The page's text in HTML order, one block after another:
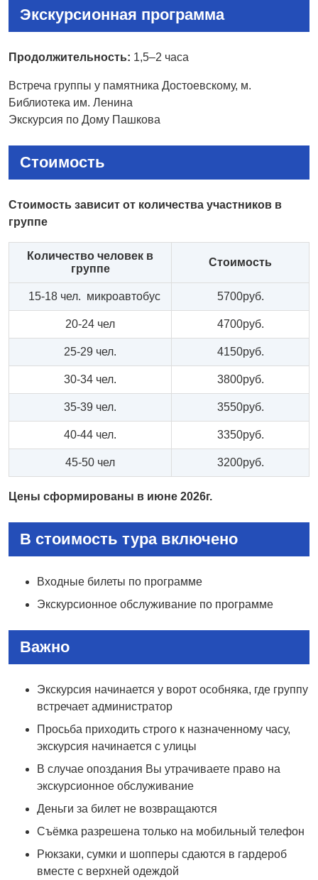
Экскурсионная программа
Продолжительность: 1,5–2 часа
Встреча группы у памятника Достоевскому, м.
Библиотека им. Ленина
Экскурсия по Дому Пашкова
Стоимость
Стоимость зависит от количества участников в
группе
Количество человек в
группе
Стоимость
15-18 чел. микроавтобус 5700руб.
20-24 чел 4700руб.
25-29 чел. 4150руб.
30-34 чел. 3800руб.
35-39 чел. 3550руб.
40-44 чел. 3350руб.
45-50 чел 3200руб.
Цены сформированы в июне 2026г.
В стоимость тура включено
Входные билеты по программе
Экскурсионное обслуживание по программе
Важно
Экскурсия начинается у ворот особняка, где группу
встречает администратор
Просьба приходить строго к назначенному часу,
экскурсия начинается с улицы
В случае опоздания Вы утрачиваете право на
экскурсионное обслуживание
Деньги за билет не возвращаются
Съёмка разрешена только на мобильный телефон
Рюкзаки, сумки и шопперы сдаются в гардероб
вместе с верхней одеждой